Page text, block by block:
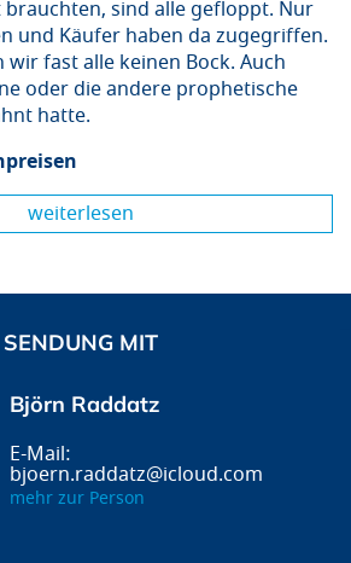
brauchten, sind alle gefloppt. Nur
und Käufer haben da zugegriffen.
fast alle keinen Bock. Auch
oder die andere prophetische
hatte.
weiterlesen
SENDUNG MIT
Björn Raddatz
bjoern.raddatz@icloud.com
mehr zur Person